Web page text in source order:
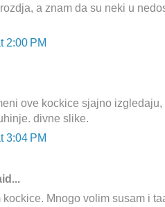
a znam da su neki u
2:00 PM
ove kockice sjajno
divne slike.
3:04 PM
kockice. Mnogo volim susam i